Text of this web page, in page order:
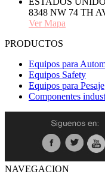
8348 NW 74 TH
Ver Mapa
PRODUCTOS
Equipos para
Equipos Safety
Equipos para Pesaje
Componentes
NAVEGACION